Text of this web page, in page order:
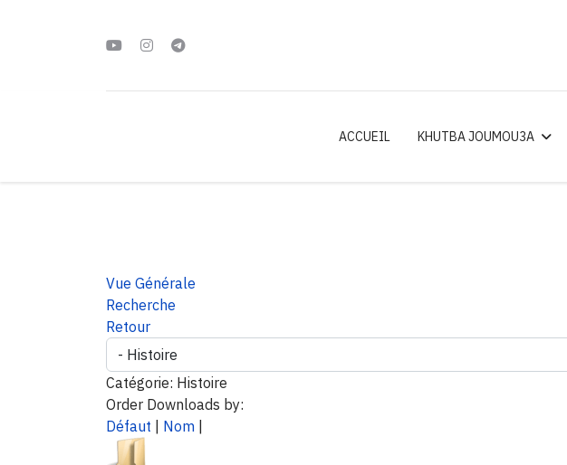
ACCUEIL KHUTBA JOUMOU3A
Vue Générale
Recherche
Retour
Catégorie: Histoire
Order Downloads by:
Défaut
Nom